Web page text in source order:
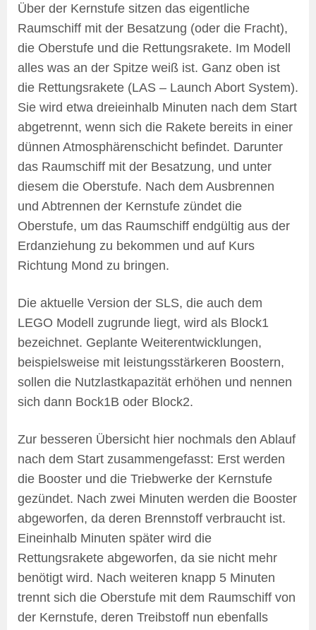
Über der Kernstufe sitzen das eigentliche
Raumschiff mit der Besatzung (oder die Fracht),
die Oberstufe und die Rettungsrakete. Im Modell
alles was an der Spitze weiß ist. Ganz oben ist
die Rettungsrakete (LAS – Launch Abort System).
Sie wird etwa dreieinhalb Minuten nach dem Start
abgetrennt, wenn sich die Rakete bereits in einer
dünnen Atmosphärenschicht befindet. Darunter
das Raumschiff mit der Besatzung, und unter
diesem die Oberstufe. Nach dem Ausbrennen
und Abtrennen der Kernstufe zündet die
Oberstufe, um das Raumschiff endgültig aus der
Erdanziehung zu bekommen und auf Kurs
Richtung Mond zu bringen.
Die aktuelle Version der SLS, die auch dem
LEGO Modell zugrunde liegt, wird als Block1
bezeichnet. Geplante Weiterentwicklungen,
beispielsweise mit leistungsstärkeren Boostern,
sollen die Nutzlastkapazität erhöhen und nennen
sich dann Bock1B oder Block2.
Zur besseren Übersicht hier nochmals den Ablauf
nach dem Start zusammengefasst: Erst werden
die Booster und die Triebwerke der Kernstufe
gezündet. Nach zwei Minuten werden die Booster
abgeworfen, da deren Brennstoff verbraucht ist.
Eineinhalb Minuten später wird die
Rettungsrakete abgeworfen, da sie nicht mehr
benötigt wird. Nach weiteren knapp 5 Minuten
trennt sich die Oberstufe mit dem Raumschiff von
der Kernstufe, deren Treibstoff nun ebenfalls